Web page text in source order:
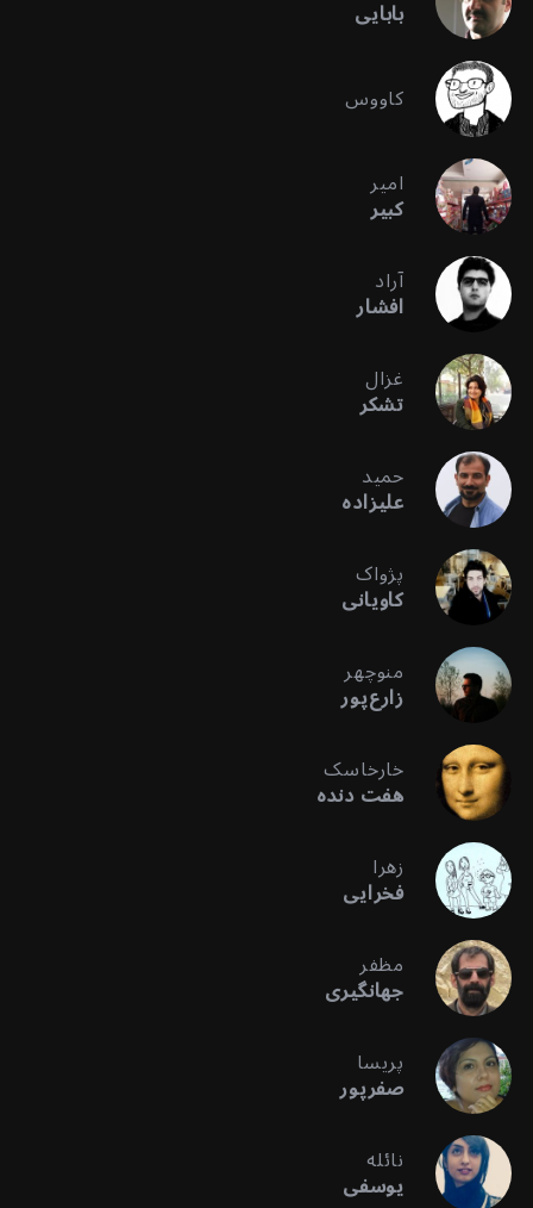
بابایی
کاووس
امیر
کبیر
آراد
افشار
غزال
تشکر
حمید
علیزاده
پژواک
کاویانی
منوچهر
زارع‌پور
خارخاسک
هفت دنده
زهرا
فخرایی
مظفر
جهانگیری
پریسا
صفرپور
نائله
یوسفی